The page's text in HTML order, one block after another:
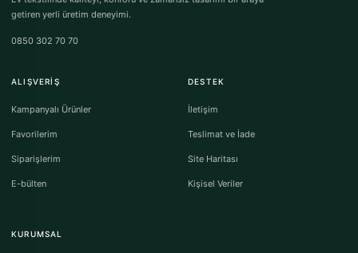
getiren yerli üretim deneyimi.
0850 302 70 70
ALIŞVERIŞ
Kampanyalı Ürünler
Favorilerim
Siparişlerim
E-bülten
DESTEK
İletişim
Teslimat ve İade
Site Haritası
Kişisel Veriler
KURUMSAL